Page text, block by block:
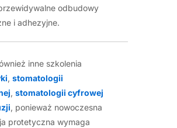
odbudowy
i adhezyjne.
inne szkolenia
, stomatologii
, stomatologii cyfrowej
, ponieważ nowoczesna
protetyczna wymaga